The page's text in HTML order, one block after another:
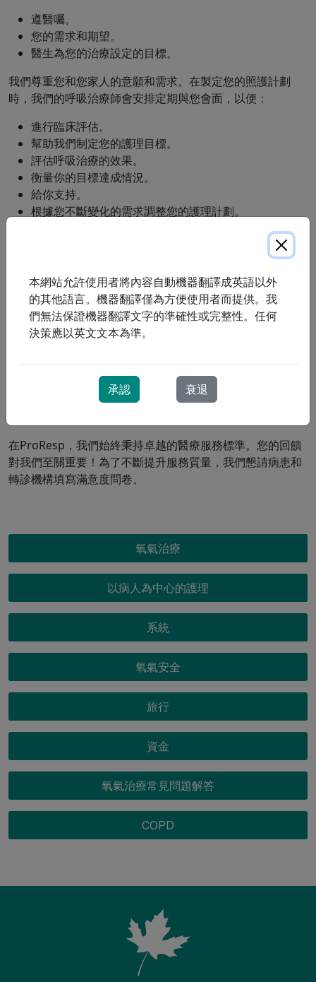
遵醫囑。
您的需求和期望。
醫生為您的治療設定的目標。
我們尊重您和您家人的意願和需求。在製定您的照護計劃
時，我們的呼吸治療師會安排定期與您會面，以便：
進行臨床評估。
幫助我們制定您的護理目標。
評估呼吸治療的效果。
衡量你的目標達成情況。
給你支持。
根據您不斷變化的需求調整您的護理計劃。
我們的呼吸治療師會將您的照護計畫副本發送給您的醫生，
並與您一起選擇符合您需求的呼吸設備。您將接受設備使用
和保養方面的演示和個人化指導。
我們的服務交付代表會定期檢查和維護家用氧氣設備，並在
上門服務期間審查安全預防措施，而我們的呼吸治療師會根
據需要檢查和調整您的 CPAP 設備。
我們提供全天候24小時、每週7天的緊急家庭氧氣服務。
呼吸治療師隨時待命，為您提供服務。
在ProResp，我們始終秉持卓越的醫療服務標準。您的回饋
對我們至關重要！為了不斷提升服務質量，我們懇請病患和
轉診機構填寫滿意度問卷。
氧氣治療
以病人為中心的護理
系統
氧氣安全
旅行
資金
氧氣治療常見問題解答
COPD
本網站允許使用者將內容自動機器翻譯成英語以外
的其他語言。機器翻譯僅為方便使用者而提供。我
們無法保證機器翻譯文字的準確性或完整性。任何
決策應以英文文本為準。
承認 衰退